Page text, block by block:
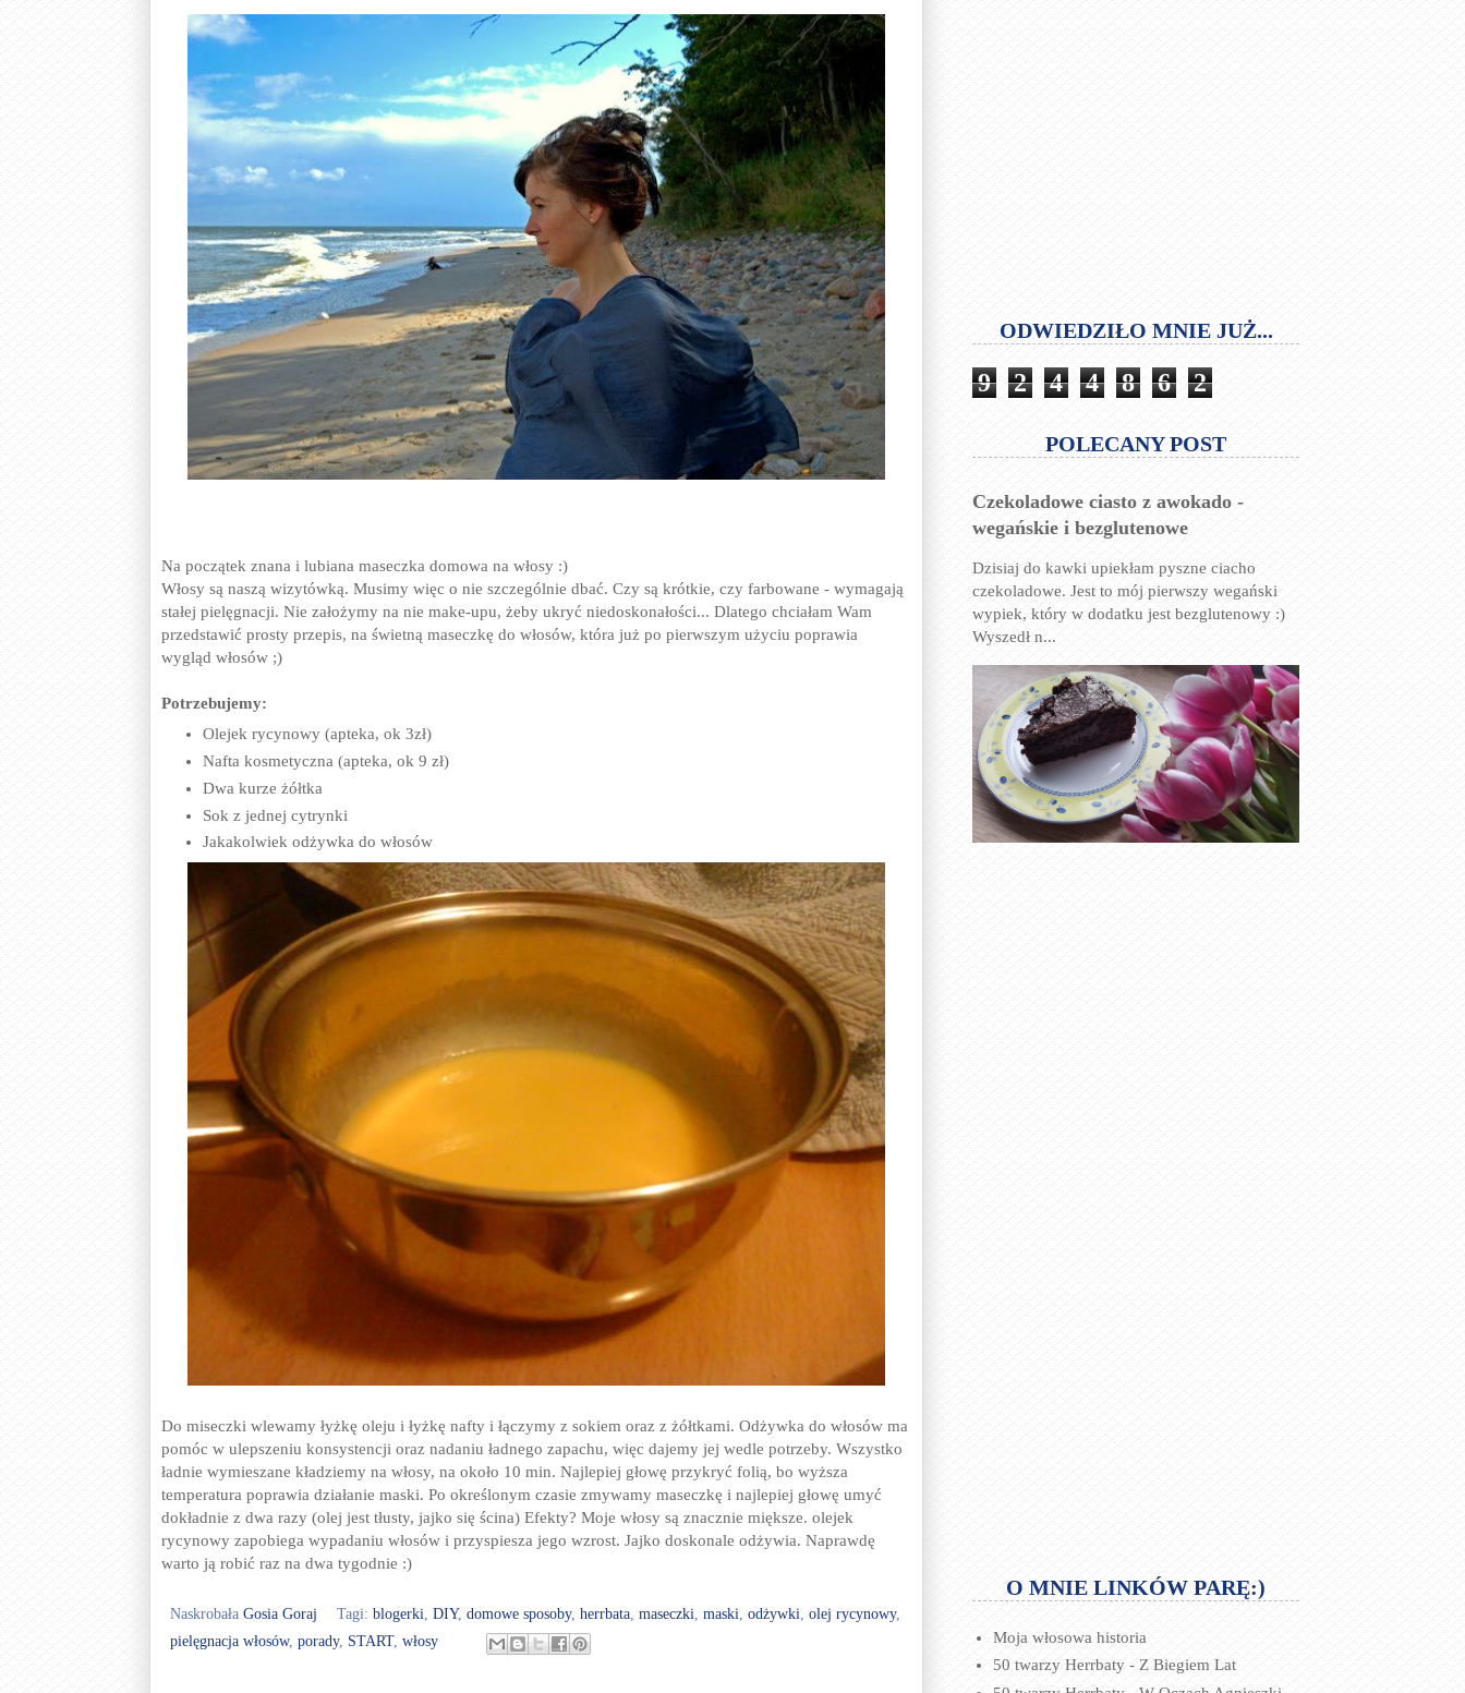
Na początek znana i lubiana maseczka domowa na włosy :)
Włosy są naszą wizytówką. Musimy więc o nie szczególnie dbać. Czy są krótkie, czy farbowane - wymagają
stałej pielęgnacji. Nie założymy na nie make-upu, żeby ukryć niedoskonałości... Dlatego chciałam Wam
przedstawić prosty przepis, na świetną maseczkę do włosów, która już po pierwszym użyciu poprawia
wygląd włosów ;)
Potrzebujemy:
Olejek rycynowy (apteka, ok 3zł)
Nafta kosmetyczna (apteka, ok 9 zł)
Dwa kurze żółtka
Sok z jednej cytrynki
Jakakolwiek odżywka do włosów
Do miseczki wlewamy łyżkę oleju i łyżkę nafty i łączymy z sokiem oraz z żółtkami. Odżywka do włosów ma
pomóc w ulepszeniu konsystencji oraz nadaniu ładnego zapachu, więc dajemy jej wedle potrzeby. Wszystko
ładnie wymieszane kładziemy na włosy, na około 10 min. Najlepiej głowę przykryć folią, bo wyższa
temperatura poprawia działanie maski. Po określonym czasie zmywamy maseczkę i najlepiej głowę umyć
dokładnie z dwa razy (olej jest tłusty, jajko się ścina) Efekty? Moje włosy są znacznie miększe. olejek
rycynowy zapobiega wypadaniu włosów i przyspiesza jego wzrost. Jajko doskonale odżywia. Naprawdę
warto ją robić raz na dwa tygodnie :)
Naskrobała Gosia Goraj Tagi: blogerki DIY, domowe sposoby, herrbata, maseczki maski odżywki olej rycynowy,
pielęgnacja włosów, porady, START, włosy
ODWIEDZIŁO MNIE JUŻ...
9 2 4 4 8 6 2
POLECANY POST
Czekoladowe ciasto z awokado -
wegańskie i bezglutenowe
Dzisiaj do kawki upiekłam pyszne ciacho
czekoladowe. Jest to mój pierwszy wegański
wypiek, który w dodatku jest bezglutenowy :)
Wyszedł n...
O MNIE LINKÓW PARĘ:)
Moja włosowa historia
50 twarzy Herrbaty - Z Biegiem Lat